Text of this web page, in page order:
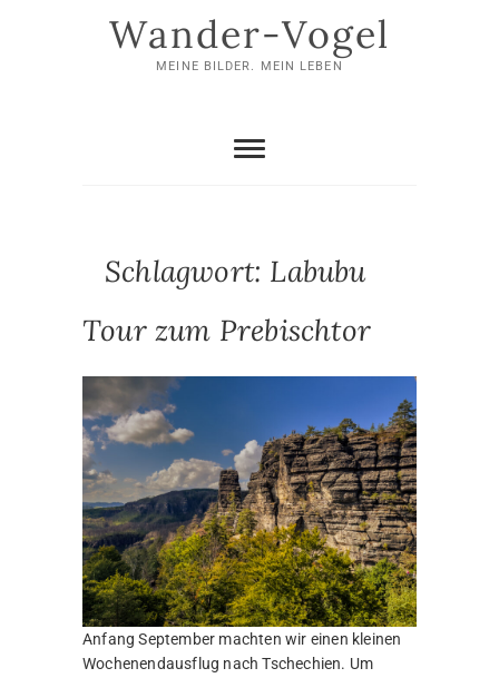
Wander-Vogel
MEINE BILDER. MEIN LEBEN
Schlagwort: Labubu
Tour zum Prebischtor
Anfang September machten wir einen kleinen
Wochenendausflug nach Tschechien. Um